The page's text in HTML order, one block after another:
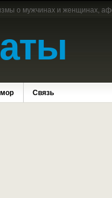
о мужчинах и женщинах,
Связь